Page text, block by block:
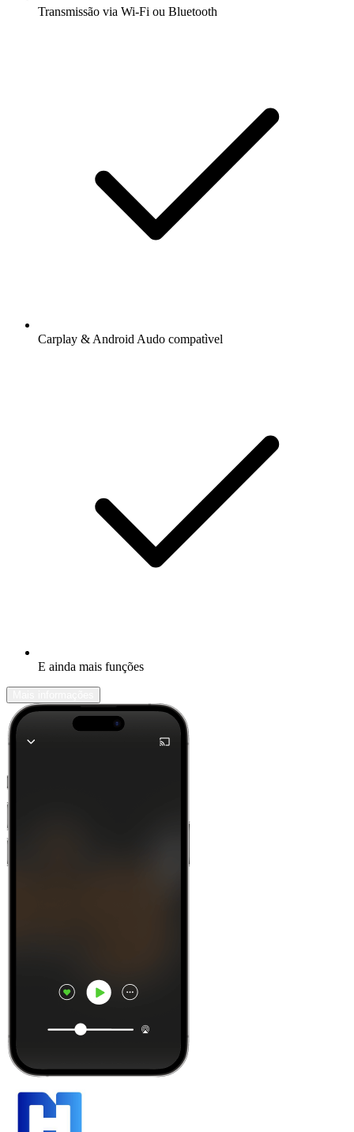
Transmissão via Wi-Fi ou Bluetooth
Carplay & Android Audo compatìvel
E ainda mais funções